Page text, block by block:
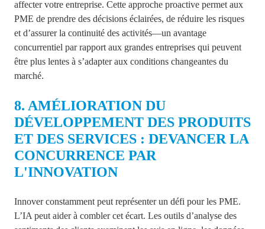
affecter votre entreprise. Cette approche proactive permet aux
PME de prendre des décisions éclairées, de réduire les risques
et d’assurer la continuité des activités—un avantage
concurrentiel par rapport aux grandes entreprises qui peuvent
être plus lentes à s’adapter aux conditions changeantes du
marché.
8. AMÉLIORATION DU
DÉVELOPPEMENT DES PRODUITS
ET DES SERVICES : DEVANCER LA
CONCURRENCE PAR
L'INNOVATION
Innover constamment peut représenter un défi pour les PME.
L’IA peut aider à combler cet écart. Les outils d’analyse des